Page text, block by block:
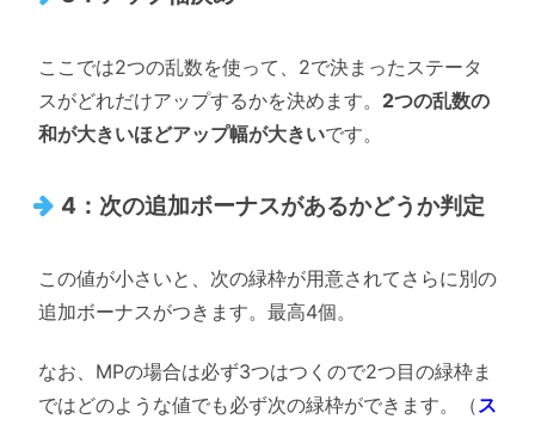
ここでは2つの乱数を使って、2で決まったステータ
スがどれだけアップするかを決めます。 2つの乱数の
和が大きいほどアップ幅が大きいです。
4：次の追加ボーナスがあるかどうか判定
この値が小さいと、次の緑枠が用意されてさらに別の
追加ボーナスがつきます。最高4個。
なお、MPの場合は必ず3つはつくので2つ目の緑枠ま
ではどのような値でも必ず次の緑枠ができます。（ス